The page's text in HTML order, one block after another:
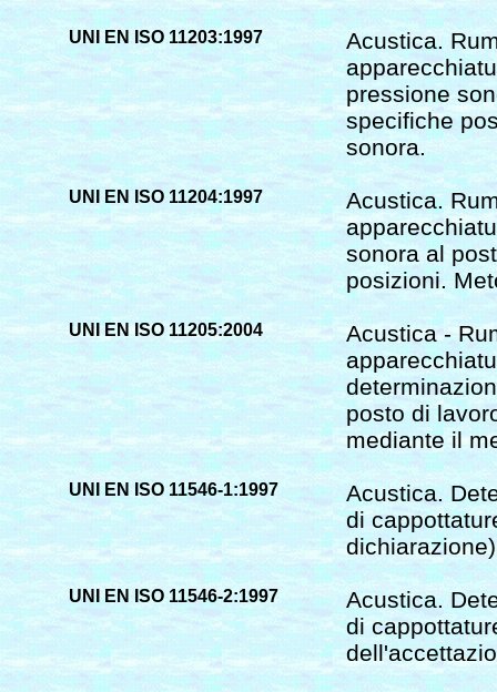
UNI EN ISO 11203:1997
Acustica.
pressione
specifiche
sonora.
UNI EN ISO 11204:1997
Acustica.
sonora al
posizioni.
UNI EN ISO 11205:2004
Acustica -
posto di
mediante il
UNI EN ISO 11546-1:1997
Acustica.
di
UNI EN ISO 11546-2:1997
Acustica.
di